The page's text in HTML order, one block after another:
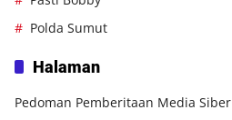
Polda Sumut
Halaman
Pedoman Pemberitaan Media Siber